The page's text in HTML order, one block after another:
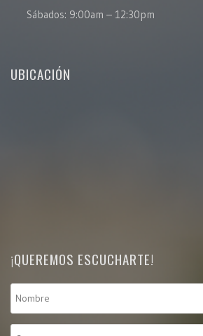
Sábados: 9:00am – 12:30pm
UBICACIÓN
¡QUEREMOS ESCUCHARTE!